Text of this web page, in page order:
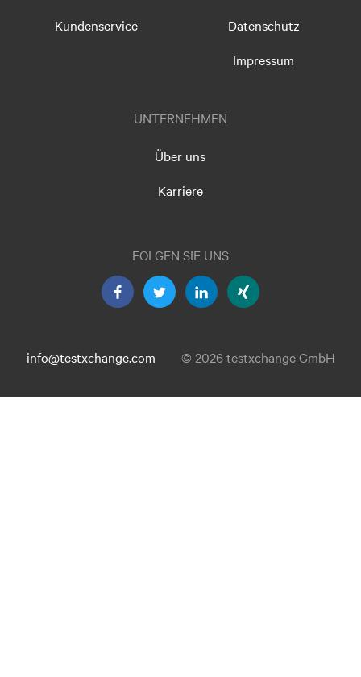
Kundenservice
Datenschutz
Impressum
UNTERNEHMEN
Über uns
Karriere
FOLGEN SIE UNS
info@testxchange.com © 2026 testxchange GmbH